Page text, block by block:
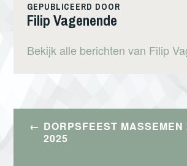
GEPUBLICEERD DOOR
Filip Vagenende
Bekijk alle berichten van Filip
Bericht
navigatie
DORPSFEEST
2025